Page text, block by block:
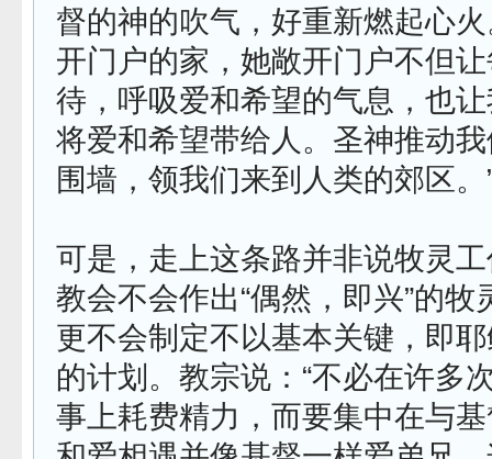
督的神的吹气，好重新燃起心
开门户的家，她敞开门户不但
待，呼吸爱和希望的气息，也
将爱和希望带给人。圣神推动
围墙，领我们来到人类的郊区。
可是，走上这条路并非说牧灵
教会不会作出“偶然，即兴”的牧
更不会制定不以基本关键，即
的计划。教宗说：“不必在许多
事上耗费精力，而要集中在与